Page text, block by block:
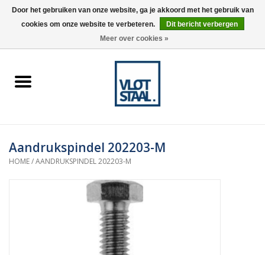
0 Artikelen - €0,00
spanners
Destaco handspanners
Aandrukspindel 202203-M
HOME/AANDRUKSPINDEL 202203-M
Door het gebruiken van onze website, ga je akkoord met het gebruik van
cookies om onze website te verbeteren.
Dit bericht verbergen
Meer over cookies »